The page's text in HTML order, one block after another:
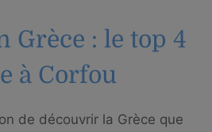
Grèce : le top 4
à Corfou
de découvrir la Grèce que